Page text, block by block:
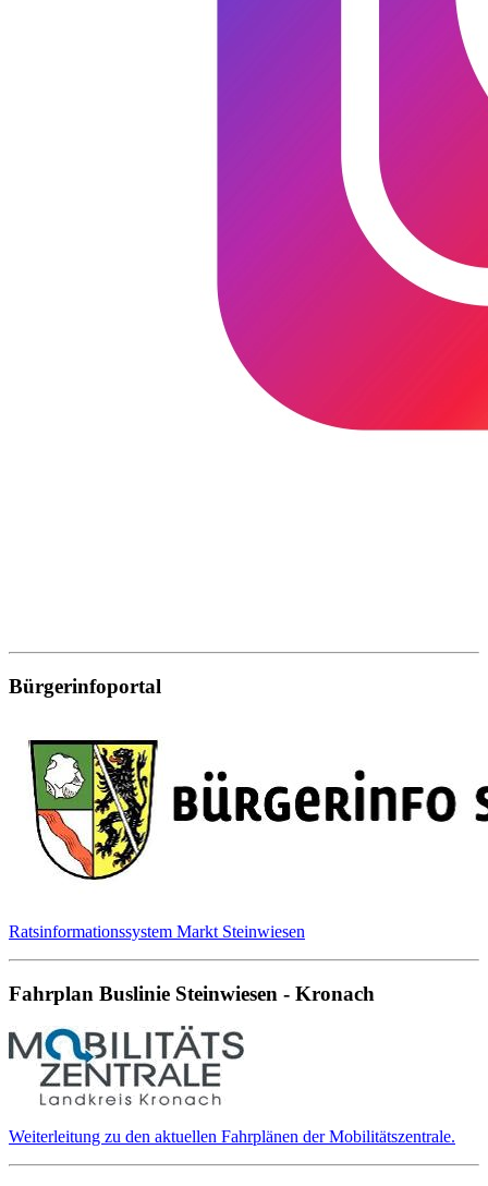
Bürgerinfoportal
Ratsinformationssystem Markt Steinwiesen
Fahrplan Buslinie Steinwiesen - Kronach
Weiterleitung zu den aktuellen Fahrplänen der Mobilitätszentrale.